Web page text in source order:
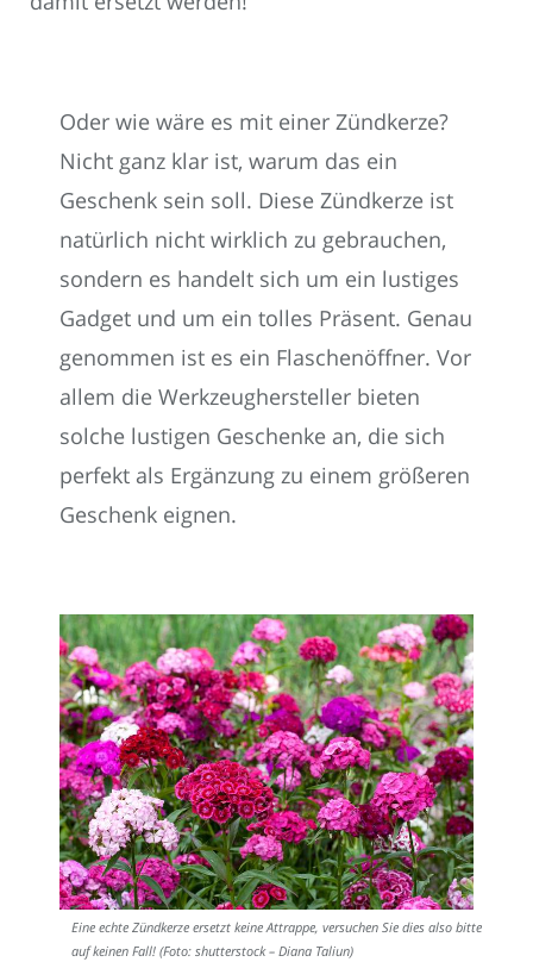
Oder wie wäre es mit einer Zündkerze?
Nicht ganz klar ist, warum das ein
Geschenk sein soll. Diese Zündkerze ist
natürlich nicht wirklich zu gebrauchen,
sondern es handelt sich um ein lustiges
Gadget und um ein tolles Präsent. Genau
genommen ist es ein Flaschenöffner. Vor
allem die Werkzeughersteller bieten
solche lustigen Geschenke an, die sich
perfekt als Ergänzung zu einem größeren
Geschenk eignen.
Eine echte Zündkerze ersetzt keine Attrappe, versuchen Sie dies also bitte
auf keinen Fall! (Foto: shutterstock – Diana Taliun)